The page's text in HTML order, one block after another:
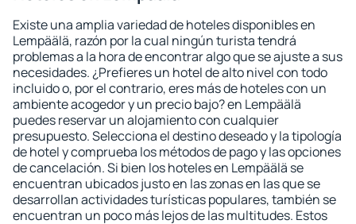
Existe una amplia variedad de hoteles disponibles en
Lempäälä, razón por la cual ningún turista tendrá
problemas a la hora de encontrar algo que se ajuste a sus
necesidades. ¿Prefieres un hotel de alto nivel con todo
incluido o, por el contrario, eres más de hoteles con un
ambiente acogedor y un precio bajo? en Lempäälä
puedes reservar un alojamiento con cualquier
presupuesto. Selecciona el destino deseado y la tipología
de hotel y comprueba los métodos de pago y las opciones
de cancelación. Si bien los hoteles en Lempäälä se
encuentran ubicados justo en las zonas en las que se
desarrollan actividades turísticas populares, también se
encuentran un poco más lejos de las multitudes. Estos